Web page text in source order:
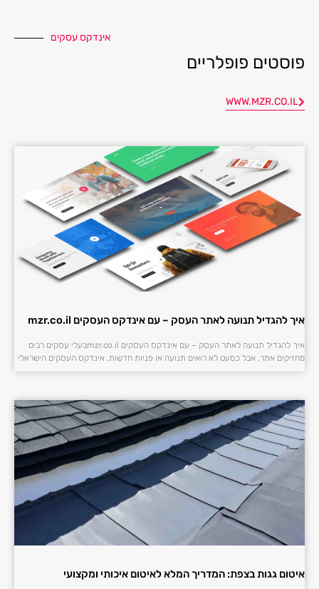
אינדקס עסקים
פוסטים פופלריים
WWW.MZR.CO.IL
איך להגדיל תנועה לאתר העסק – עם אינדקס העסקים mzr.co.il
איך להגדיל תנועה לאתר העסק – עם אינדקס העסקים mzr.co.ilבעלי עסקים רבים
מחזיקים אתר, אבל כמעט לא רואים תנועה או פניות חדשות. אינדקס העסקים הישראלי
איטום גגות בצפת: המדריך המלא לאיטום איכותי ומקצועי